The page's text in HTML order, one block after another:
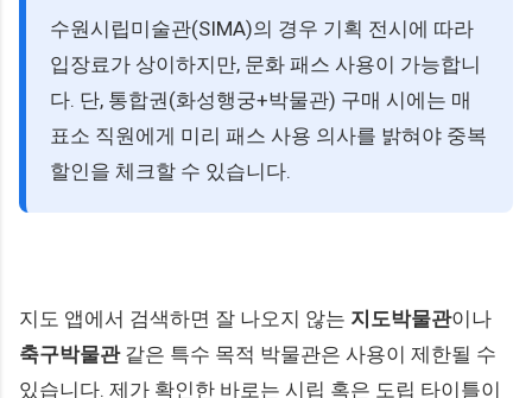
수원시립미술관(SIMA)의 경우 기획 전시에 따라
입장료가 상이하지만, 문화 패스 사용이 가능합니
다. 단, 통합권(화성행궁+박물관) 구매 시에는 매
표소 직원에게 미리 패스 사용 의사를 밝혀야 중복
할인을 체크할 수 있습니다.
지도 앱에서 검색하면 잘 나오지 않는 지도박물관이나
축구박물관같은 특수 목적 박물관은 사용이 제한될 수
있습니다. 제가 확인한 바로는 시립 혹은 도립 타이틀이